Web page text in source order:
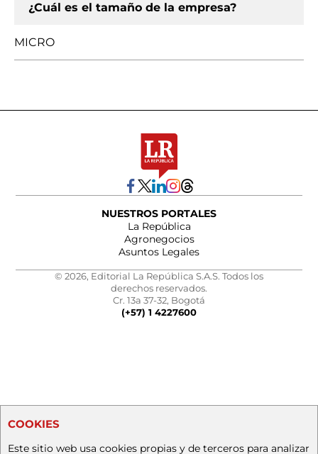
¿Cuál es el tamaño de la empresa?
MICRO
NUESTROS PORTALES
La República
Agronegocios
Asuntos Legales
© 2026, Editorial La República S.A.S. Todos los
derechos reservados.
Cr. 13a 37-32, Bogotá
(+57) 1 4227600
COOKIES
Este sitio web usa cookies propias y de terceros para analizar